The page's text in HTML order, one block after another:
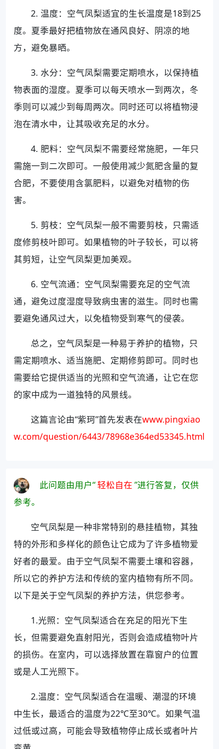
2. 温度：空气凤梨适宜的生长温度是18到25
度。夏季最好把植物放在通风良好、阴凉的地
方，避免暴晒。
3. 水分：空气凤梨需要定期喷水，以保持植
物表面的湿度。夏季可以每天喷水一到两次，冬
季则可以减少到每周两次。同时还可以将植物浸
泡在清水中，让其吸收充足的水分。
4. 肥料：空气凤梨不需要经常施肥，一年只
需施一到二次即可。一般使用减少氮肥含量的复
合肥，不要使用含氯肥料，以避免对植物的伤
害。
5. 剪枝：空气凤梨一般不需要剪枝，只需适
度修剪枝叶即可。如果植物的叶子较长，可以将
其剪短，让空气凤梨更加美观。
6. 空气流通：空气凤梨需要充足的空气流
通，避免过度湿度导致病虫害的滋生。同时也需
要避免通风过大，以免植物受到寒气的侵袭。
总之，空气凤梨是一种易于养护的植物，只
需定期喷水、适当施肥、定期修剪即可。同时也
需要给它提供适当的光照和空气流通，让它在您
的家中成为一道独特的风景线。
这篇言论由“紫珂”首先发表在www.pingxiao
w.com/question/6443/78968e364ed53345.html
此问题由用户“轻松自在 ”进行答复，仅供
参考。
空气凤梨是一种非常特别的悬挂植物，其独
特的外形和多样化的颜色让它成为了许多植物爱
好者的最爱。由于空气凤梨不需要土壤和容器，
所以它的养护方法和传统的室内植物有所不同。
以下是关于空气凤梨的养护方法，供您参考。
1.光照：空气凤梨适合在充足的阳光下生
长，但需要避免直射阳光，否则会造成植物叶片
的损伤。在室内，可以选择放置在靠窗户的位置
或是人工光照下。
2.温度：空气凤梨适合在温暖、潮湿的环境
中生长，最适合的温度为22℃至30℃。如果气温
过低或过高，可能会导致植物停止成长或者叶片